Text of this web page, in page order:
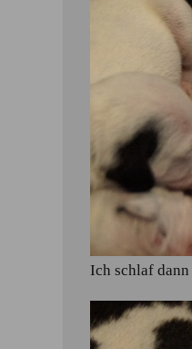
Ich schlaf